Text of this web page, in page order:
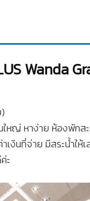
Wanda
ใหญ่ หาง่าย ห้องพัก
งินที่จ่าย มีสระน้ำใ
ะ